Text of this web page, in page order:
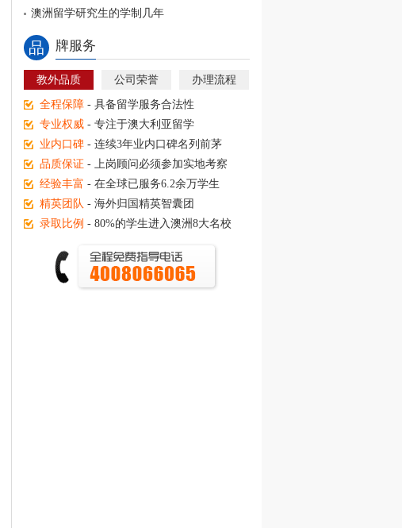
澳洲留学研究生的学制几年
品 牌服务
教外品质 公司荣誉 办理流程
全程保障 - 具备留学服务合法性
专业权威 - 专注于澳大利亚留学
业内口碑 - 连续3年业内口碑名列前茅
品质保证 - 上岗顾问必须参加实地考察
经验丰富 - 在全球已服务6.2余万学生
精英团队 - 海外归国精英智囊团
录取比例 - 80%的学生进入澳洲8大名校